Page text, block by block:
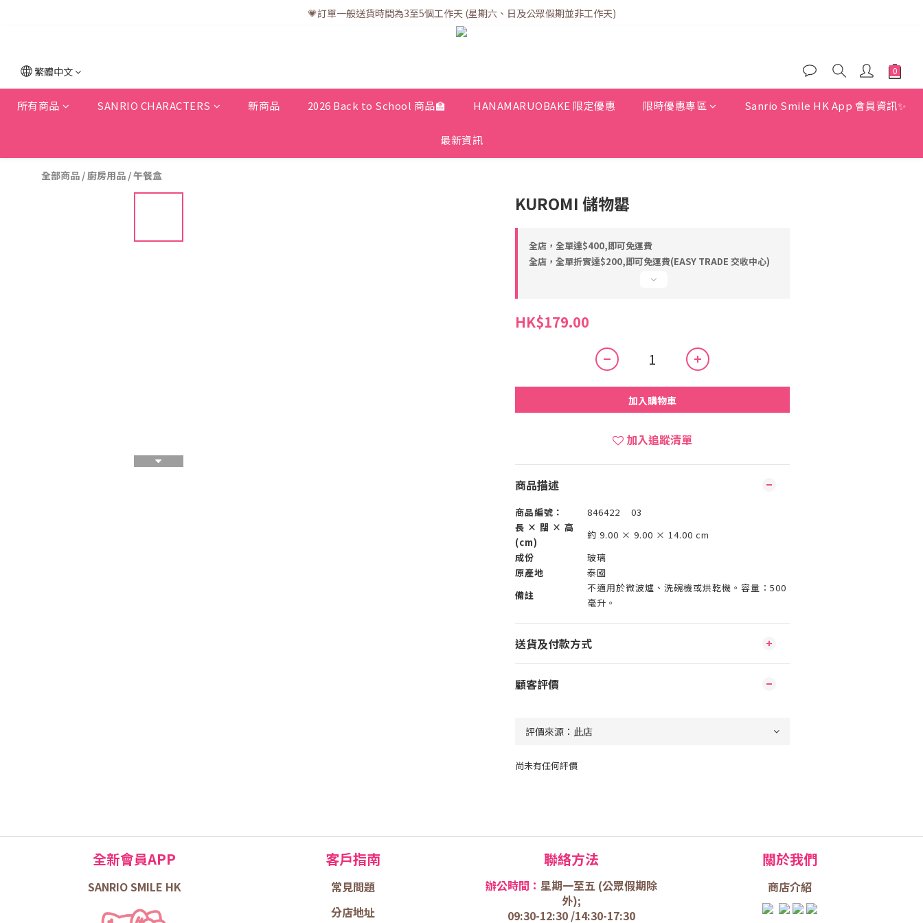
💗訂單一般送貨時間為3至5個工作天 (星期六、日及公眾假期並非工作天)
💗訂單一般送貨時間為3至5個工作天 (星期六、日及公眾假期並非工作天)
💗折實滿$400免運費 | 滿$200免自取點運費
💗訂單一般送貨時間為3至5個工作天 (星期六、日及公眾假期並非工作天)
繁體中文
所有商品 SANRIO CHARACTERS 新商品 2026 Back to School 商品🏫 HANAMARUOBAKE 限定優惠 限時優惠專區 Sanrio Smile HK App 會員資訊✨
最新資訊
全部商品 /廚房用品 /午餐盒
KUROMI 儲物罌
全店，全單達$400,即可免運費
全店，全單折實達$200,即可免運費(EASY TRADE 交收中心)
HK$179.00
加入購物車
加入追蹤清單
商品描述
商品編號：
846422 03
長 × 闊 × 高
(cm)
約 9.00 × 9.00 × 14.00 cm
成份
玻璃
原產地
泰國
備註
不適用於微波爐、洗碗機或烘乾機。容量：500
毫升。
送貨及付款方式
顧客評價
尚未有任何評價
全新會員APP
SANRIO SMILE HK
客戶指南
常見問題
分店地址
聯絡方法
辦公時間： 星期一至五 (公眾假期除
外);
09:30-12:30 /14:30-17:30
關於我們
商店介紹